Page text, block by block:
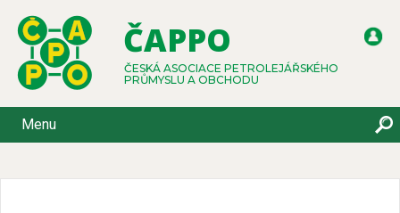
ČAPPO
ČESKÁ ASOCIACE PETROLEJÁŘSKÉHO
PRŮMYSLU A OBCHODU
Menu